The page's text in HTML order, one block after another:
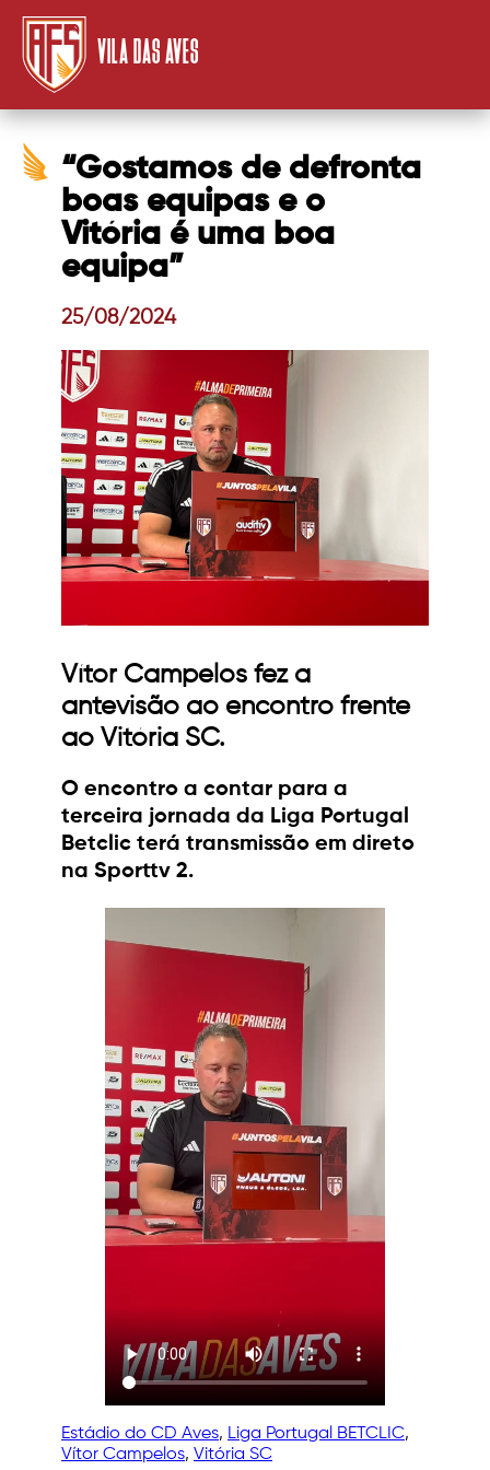
VILA DAS AVES
“Gostamos de defronta
boas equipas e o
Vitória é uma boa
equipa”
25/08/2024
Vítor Campelos fez a
antevisão ao encontro frente
ao Vitória SC.
O encontro a contar para a
terceira jornada da Liga Portugal
Betclic terá transmissão em direto
na Sporttv 2.
Estádio do CD Aves, Liga Portugal BETCLIC
Vítor Campelos, Vitória SC